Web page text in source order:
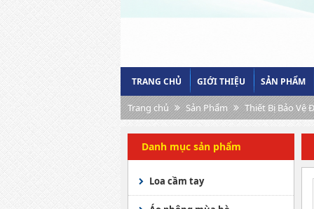
TRANG CHỦ GIỚI THIỆU SẢN PHẨM
Trang chủ Sản Phẩm Thiết Bị Bảo Vệ
Danh mục sản phẩm
Loa cầm tay